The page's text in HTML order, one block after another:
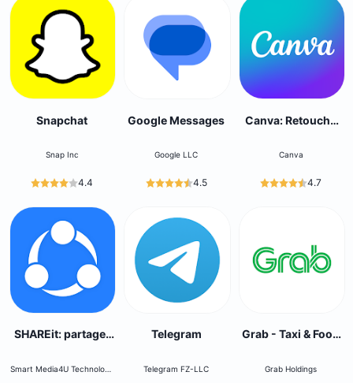
Snapchat
Snap Inc
4.4
Google Messages
Google LLC
4.5
Canva: Retouche
Canva
4.7
SHAREit: partager
Smart Media4U Technology
Telegram
Telegram FZ-LLC
Grab - Taxi & Food
Grab Holdings